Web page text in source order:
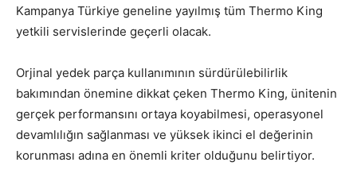
Kampanya Türkiye geneline yayılmış tüm Thermo King
yetkili servislerinde geçerli olacak.
Orjinal yedek parça kullanımının sürdürülebilirlik
bakımından önemine dikkat çeken Thermo King, ünitenin
gerçek performansını ortaya koyabilmesi, operasyonel
devamlılığın sağlanması ve yüksek ikinci el değerinin
korunması adına en önemli kriter olduğunu belirtiyor.